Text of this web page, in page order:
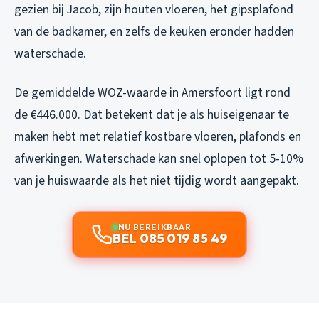
gezien bij Jacob, zijn houten vloeren, het gipsplafond
van de badkamer, en zelfs de keuken eronder hadden
waterschade.
De gemiddelde WOZ-waarde in Amersfoort ligt rond
de €446.000. Dat betekent dat je als huiseigenaar te
maken hebt met relatief kostbare vloeren, plafonds en
afwerkingen. Waterschade kan snel oplopen tot 5-10%
van je huiswaarde als het niet tijdig wordt aangepakt.
NU BEREIKBAAR
BEL 085 019 85 49